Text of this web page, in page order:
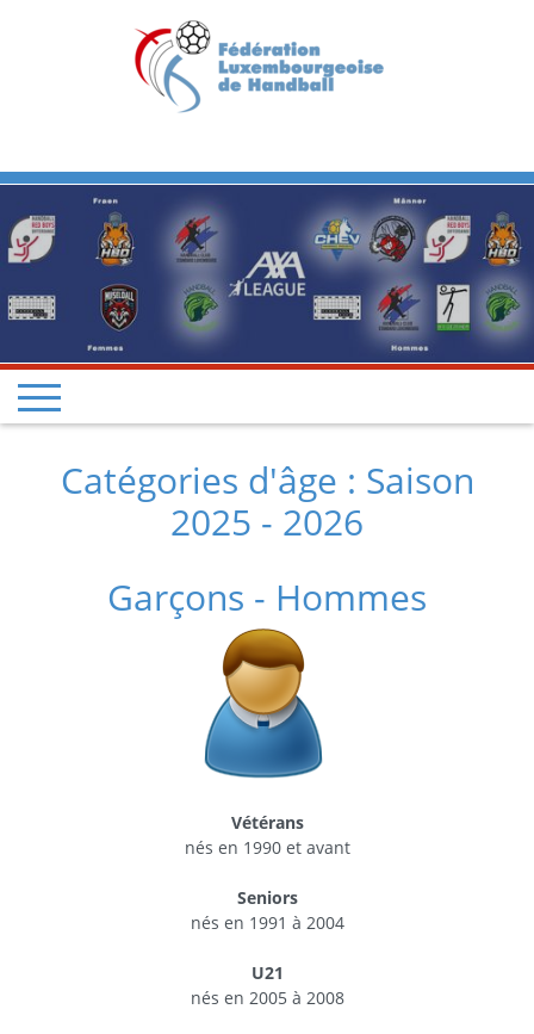
Previous Next
Catégories d'âge : Saison
2025 - 2026
Garçons - Hommes
Vétérans
nés en 1990 et avant
Seniors
nés en 1991 à 2004
U21
nés en 2005 à 2008